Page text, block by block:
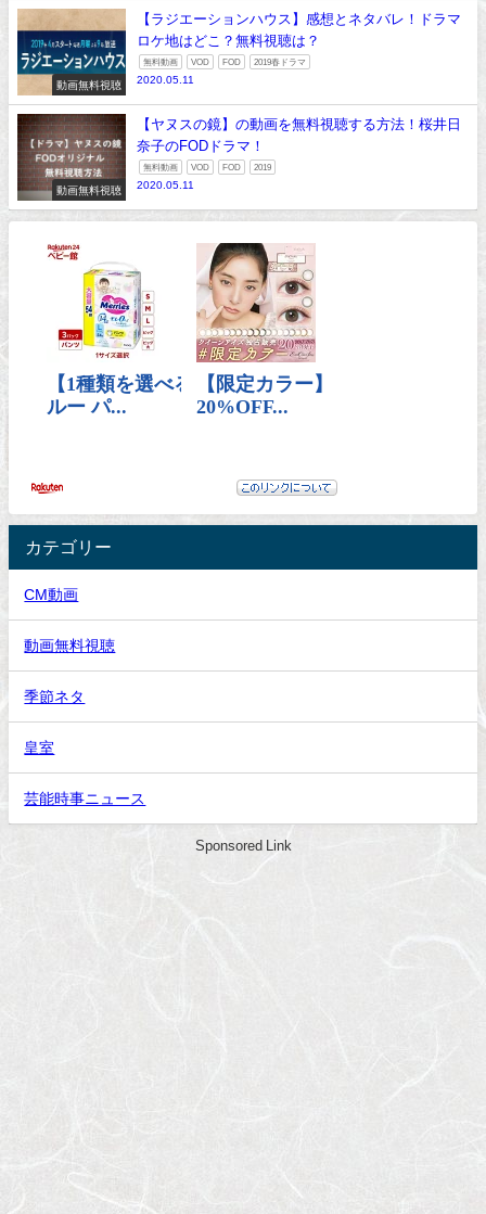
動画無料視聴
【ラジエーションハウス】感想とネタバレ！ドラマ
ロケ地はどこ？無料視聴は？
無料動画 VOD FOD 2019春ドラマ
2020.05.11
動画無料視聴
【ヤヌスの鏡】の動画を無料視聴する方法！桜井日
奈子のFODドラマ！
無料動画 VOD FOD 2019
2020.05.11
カテゴリー
CM動画
動画無料視聴
季節ネタ
皇室
芸能時事ニュース
Sponsored Link